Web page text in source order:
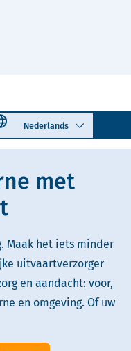
0493 - 696 192
language
met
Maak het iets minder
uitvaartverzorger
en aandacht: voor,
en omgeving. Of uw